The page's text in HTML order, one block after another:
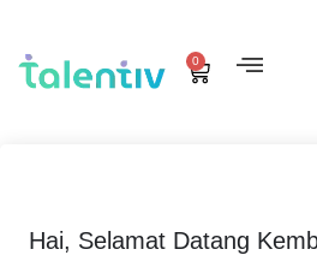
0
Hai, Selamat Datang